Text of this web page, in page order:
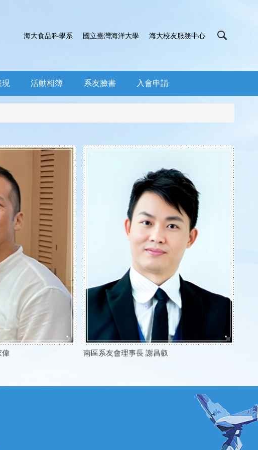
海大食品科學系 國立臺灣海洋大學 海大校友服務中心
活動相簿 系友臉書 入會申請
偉 南區系友會理事長 謝昌叡